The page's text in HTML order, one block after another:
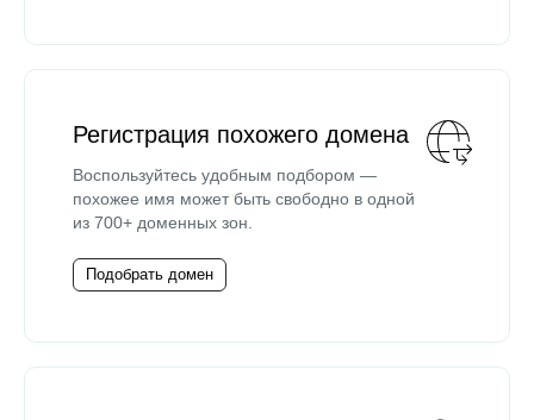
Регистрация похожего домена
Воспользуйтесь удобным подбором —
похожее имя может быть свободно в одной
из 700+ доменных зон.
Подобрать домен